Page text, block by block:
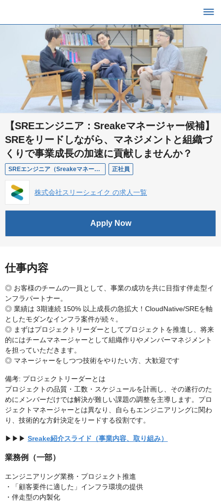
【SREエンジニア：Sreakeマネージャー候補】
SREをリードしながら、マネジメントと組織づ
くりで事業成長の加速に貢献しませんか？
SREエンジニア（Sreakeマネージャー候補） 正社員
株式会社スリーシェイク の求人一覧
Apply Now
仕事内容
◎ お客様のチームの一員として、事業の成功を共に目指す伴走型イ
ンフラパートナー。
◎ 業績は 3期連続 150% 以上成長の急拡大！CloudNative/SREを軸
としたモダンなインフラ案件が続々。
◎ まずはプロジェクトリーダーとしてプロジェクトを推進し、将来
的にはチームマネージャーとして組織作りやメンバーマネジメント
を担っていただきます。
◎ マネージャーをしつつ技術をやりたい方、大歓迎です
備考: プロジェクトリーダーとは
プロジェクトの品質・工数・スケジュールを計画し、その遂行のた
めにメンバーだけでは解決が難しい課題の調整を主導します。プロ
ジェクトマネージャーとは異なり、自らもエンジニアリングに関わ
り、技術的な方針決定をリードする役割です。
▶▶▶ Sreake紹介スライド（事業内容、取り組み）
業務例（一部）
エンジニアリング業務・プロジェクト推進
・「顧客要件に適した」インフラ環境の提供
・伴走型の内製化